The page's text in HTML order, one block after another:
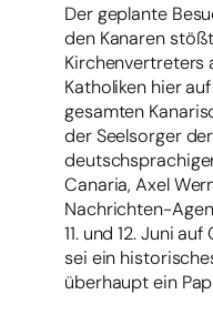
Der geplante
den Kanaren
Kirchenvertreters
Katholiken hier
gesamten
der Seelsorger
Canaria, Axel
Nachrichten-
11. und 12. Juni
sei ein
überhaupt ein